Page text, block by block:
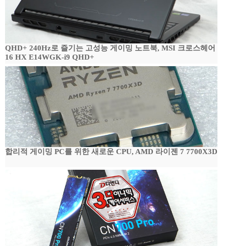
QHD+ 240Hz로 즐기는 고성능 게이밍 노트북, MSI 크로스헤어
16 HX E14WGK-i9 QHD+
합리적 게이밍 PC를 위한 새로운 CPU, AMD 라이젠 7 7700X3D